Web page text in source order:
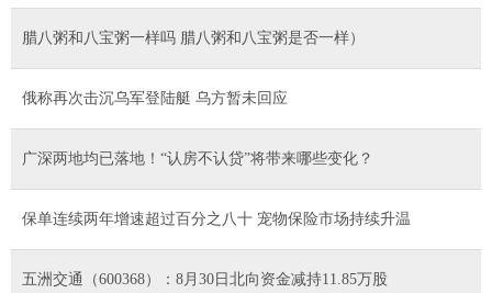
腊八粥和八宝粥一样吗 腊八粥和八宝粥是否一样）
俄称再次击沉乌军登陆艇 乌方暂未回应
广深两地均已落地！“认房不认贷”将带来哪些变化？
保单连续两年增速超过百分之八十 宠物保险市场持续升温
五洲交通（600368）：8月30日北向资金减持11.85万股